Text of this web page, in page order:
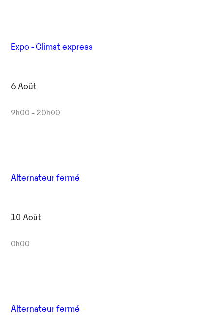
Expo - Climat express
6 Août
9h00 - 20h00
Alternateur fermé
10 Août
0h00
Alternateur fermé